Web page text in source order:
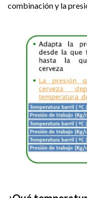
combinación y la